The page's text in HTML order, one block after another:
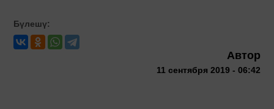
Бүлешү:
Автор
11 сентября 2019 - 06:42